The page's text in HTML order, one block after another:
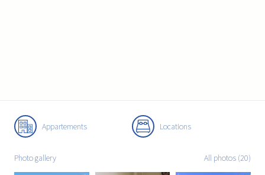
Appartements Locations
Photo gallery All photos (20)